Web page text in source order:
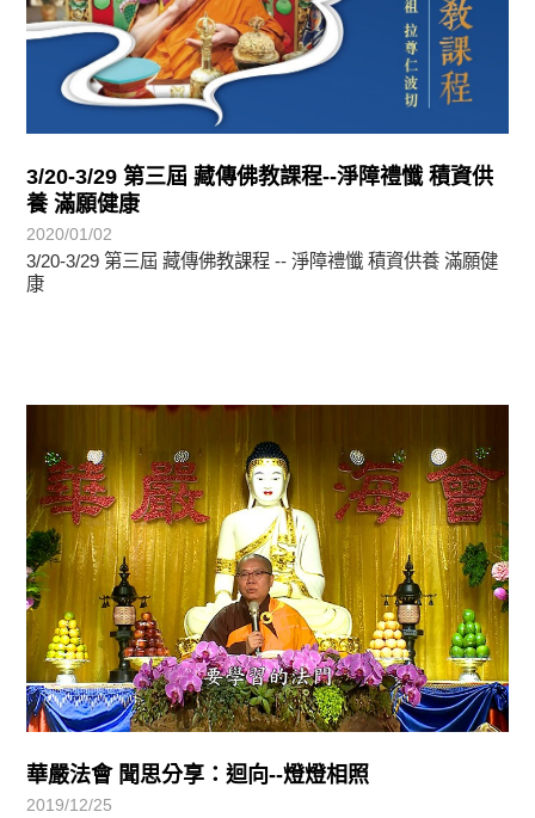
3/20-3/29 第三屆 藏傳佛教課程--淨障禮懺 積資供
養 滿願健康
2020/01/02
3/20-3/29 第三屆 藏傳佛教課程 -- 淨障禮懺 積資供養 滿願健
康
華嚴法會 聞思分享：迴向--燈燈相照
2019/12/25